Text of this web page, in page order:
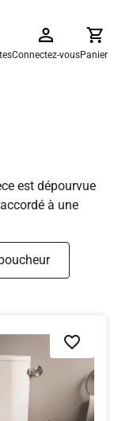
Connectez-vousPanier
est dépourvue
à une
Ajouter à la